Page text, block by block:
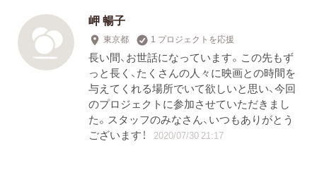
岬 暢子
東京都 1 プロジェクトを応援
長い間、お世話になっています。この先もず
っと長く、たくさんの人々に映画との時間を
与えてくれる場所でいて欲しいと思い、今回
のプロジェクトに参加させていただきまし
た。スタッフのみなさん、いつもありがとう
ございます！
2020/07/30 21:17